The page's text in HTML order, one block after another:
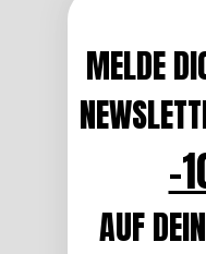
MELDE
-
AUF